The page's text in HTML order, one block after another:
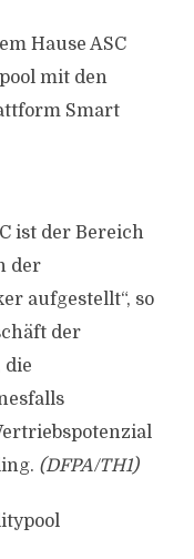
Hause ASC
mit den
Smart
ist der Bereich
der
aufgestellt“, so
der
die
(DFPA/TH1)